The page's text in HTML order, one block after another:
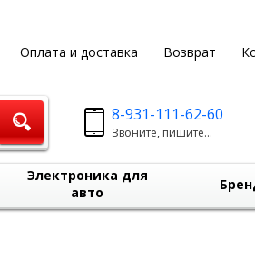
Оплата и доставка Возврат
8-931-111-62-60
Звоните, пишите...
Электроника для
авто